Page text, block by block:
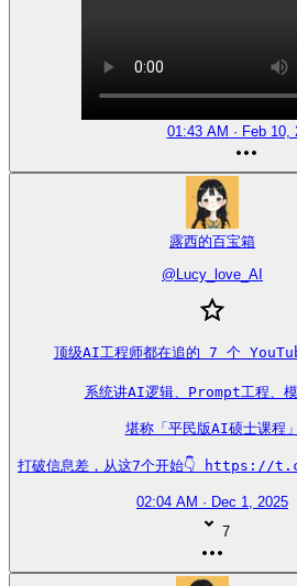
01:43 AM · Feb 10,
露西的百宝箱
@ Lucy_love_AI
顶级AI工程师都在追的 7 个
系统讲AI逻辑、Prompt工程、
堪称「平民版AI硕士课程」
打破信息差，从这7个开始👇 https://
02:04 AM · Dec 1, 2025
7